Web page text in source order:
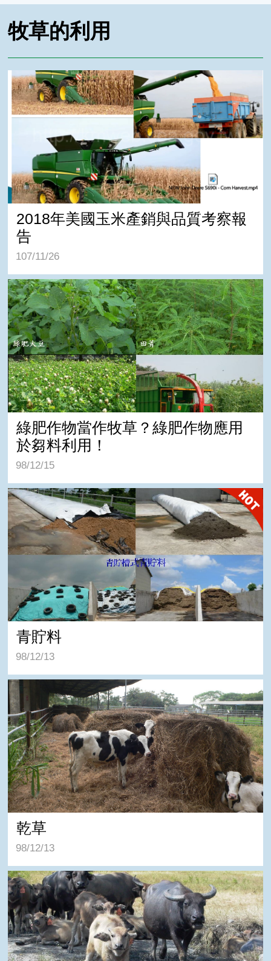
牧草的利用
2018年美國玉米產銷與品質考察報告
2018年美國玉米產銷與品質考察報
告
107/11/26
綠肥作物當作牧草？綠肥作物應用於芻料利用！
綠肥作物當作牧草？綠肥作物應用
於芻料利用！
98/12/15
青貯料
青貯料
98/12/13
乾草
乾草
98/12/13
放牧